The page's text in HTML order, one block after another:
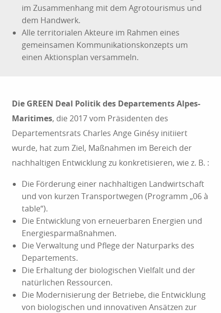
im Zusammenhang mit dem Agrotourismus und
dem Handwerk.
Alle territorialen Akteure im Rahmen eines
gemeinsamen Kommunikationskonzepts um
einen Aktionsplan versammeln.
Die GREEN Deal Politik des Departements Alpes-
Maritimes, die 2017 vom Präsidenten des
Departementsrats Charles Ange Ginésy initiiert
wurde, hat zum Ziel, Maßnahmen im Bereich der
nachhaltigen Entwicklung zu konkretisieren, wie z. B. :
Die Förderung einer nachhaltigen Landwirtschaft
und von kurzen Transportwegen (Programm „06 à
table“).
Die Entwicklung von erneuerbaren Energien und
Energiesparmaßnahmen.
Die Verwaltung und Pflege der Naturparks des
Departements.
Die Erhaltung der biologischen Vielfalt und der
natürlichen Ressourcen.
Die Modernisierung der Betriebe, die Entwicklung
von biologischen und innovativen Ansätzen zur